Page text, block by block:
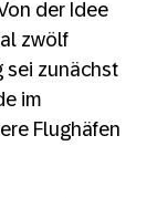
der Idee
zwölf
sei zunächst
im
Flughäfen